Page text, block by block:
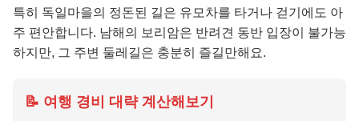
특히 독일마을의 정돈된 길은 유모차를 타거나 걷기에도 아
주 편안합니다. 남해의 보리암은 반려견 동반 입장이 불가능
하지만, 그 주변 둘레길은 충분히 즐길만해요.
📝 여행 경비 대략 계산해보기